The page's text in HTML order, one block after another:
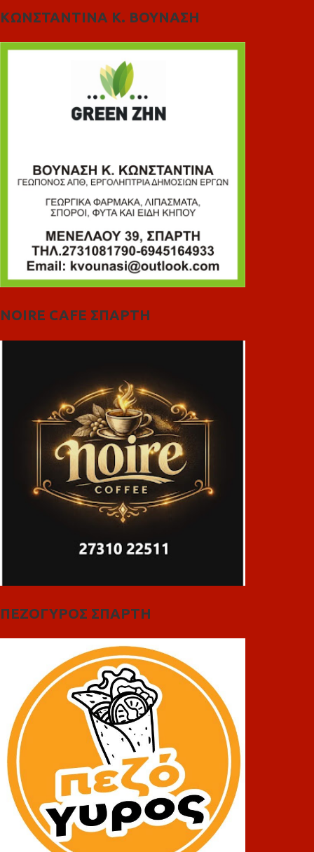
ΚΩΝΣΤΑΝΤΙΝΑ Κ. ΒΟΥΝΑΣΗ
NOIRE CAFE ΣΠΑΡΤΗ
ΠΕΖΟΓΥΡΟΣ ΣΠΑΡΤΗ